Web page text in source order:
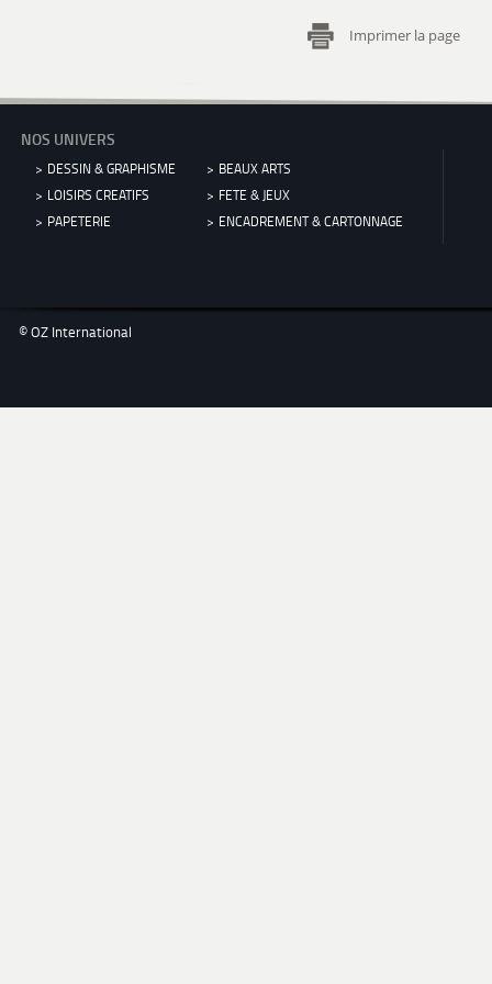
Imprimer la page
NOS UNIVERS
DESSIN & GRAPHISME
BEAUX ARTS
LOISIRS CREATIFS
FETE & JEUX
PAPETERIE
ENCADREMENT & CARTONNAGE
© OZ International